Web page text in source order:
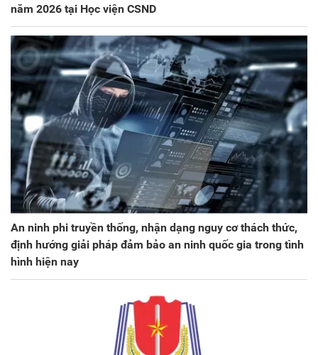
năm 2026 tại Học viện CSND
An ninh phi truyền thống, nhận dạng nguy cơ thách thức,
định hướng giải pháp đảm bảo an ninh quốc gia trong tình
hình hiện nay